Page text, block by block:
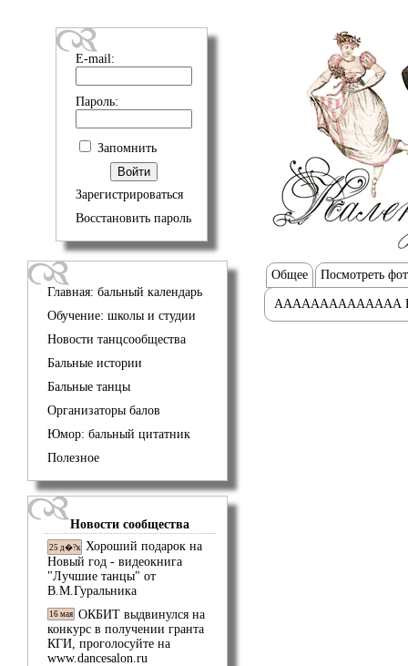
E-mail:
Пароль:
Запомнить
Зарегистрироваться
Восстановить пароль
Главная: бальный календарь
Обучение: школы и студии
Новости танцсообщества
Бальные истории
Бальные танцы
Организаторы балов
Юмор: бальный цитатник
Полезное
Новости сообщества
25 д�?к Хороший подарок на
Новый год - видеокнига
"Лучшие танцы" от
В.М.Гуральника
16 мая ОКБИТ выдвинулся на
конкурс в получении гранта
КГИ, проголосуйте на
www.dancesalon.ru
Общее Посмотреть
АААААААААААААА